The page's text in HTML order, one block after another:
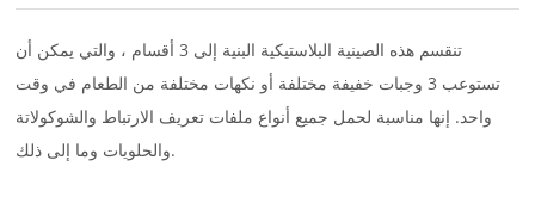
تنقسم هذه الصينية البلاستيكية البنية إلى 3 أقسام ، والتي يمكن أن
تستوعب 3 وجبات خفيفة مختلفة أو نكهات مختلفة من الطعام في وقت
واحد. إنها مناسبة لحمل جميع أنواع ملفات تعريف الارتباط والشوكولاتة
والحلويات وما إلى ذلك.